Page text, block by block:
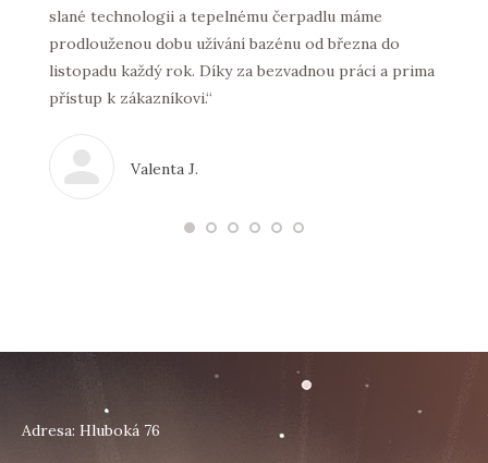
slané technologii a tepelnému čerpadlu máme
prodlouženou dobu užívání bazénu od března do
listopadu každý rok. Díky za bezvadnou práci a prima
přístup k zákazníkovi.“
Valenta J.
Adresa: Hluboká 76